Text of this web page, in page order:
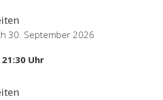
30. September 2026
Uhr